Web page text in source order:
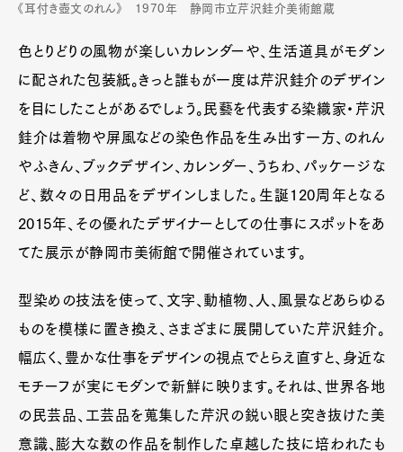
《耳付き壺文のれん》 1970年 静岡市立芹沢銈介美術館蔵
色とりどりの風物が楽しいカレンダーや、生活道具がモダン
に配された包装紙。きっと誰もが一度は芹沢銈介のデザイン
を目にしたことがあるでしょう。民藝を代表する染織家・芹沢
銈介は着物や屏風などの染色作品を生み出す一方、のれん
やふきん、ブックデザイン、カレンダー、うちわ、パッケージな
ど、数々の日用品をデザインしました。生誕120周年となる
2015年、その優れたデザイナーとしての仕事にスポットをあ
てた展示が静岡市美術館で開催されています。
型染めの技法を使って、文字、動植物、人、風景などあらゆる
ものを模様に置き換え、さまざまに展開していた芹沢銈介。
幅広く、豊かな仕事をデザインの視点でとらえ直すと、身近な
モチーフが実にモダンで新鮮に映ります。それは、世界各地
の民芸品、工芸品を蒐集した芹沢の鋭い眼と突き抜けた美
意識、膨大な数の作品を制作した卓越した技に培われたも